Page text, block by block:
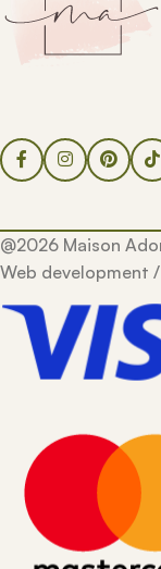
@2026 Maison
Web development /